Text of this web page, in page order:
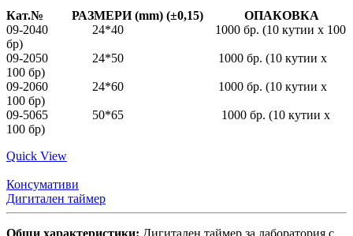
Кат.№ РАЗМЕРИ (mm) (±0,15) ОПАКОВКА
09-2040 24*40 1000 бр. (10 кутии x 100
бр)
09-2050 24*50 1000 бр. (10 кутии x
100 бр)
09-2060 24*60 1000 бр. (10 кутии x
100 бр)
09-5065 50*65 1000 бр. (10 кутии x
100 бр)
Quick View
Консумативи
Дигитален таймер
Общи характеристики: Дигитален таймер за лаборатория с